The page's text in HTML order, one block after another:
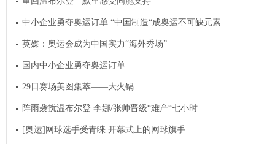
中小企业勇夺奥运订单 “中国制造“成奥运不可缺元素
英媒：奥运会成为中国实力“海外秀场”
国内中小企业勇夺奥运订单
29日赛场美图集萃——大火锅
阵雨袭扰温布尔登 李娜/张帅晋级“难产“七小时
[奥运]网球选手受青睐 开幕式上的网球旗手